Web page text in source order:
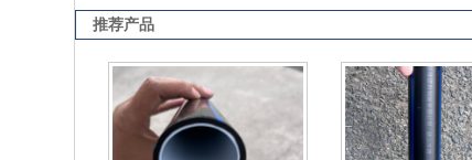
推荐产品